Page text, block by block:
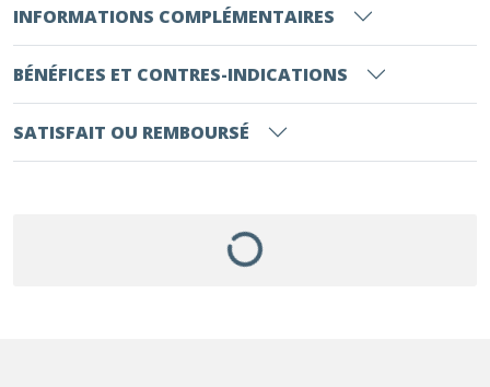
INFORMATIONS COMPLÉMENTAIRES
BÉNÉFICES ET CONTRES-INDICATIONS
SATISFAIT OU REMBOURSÉ